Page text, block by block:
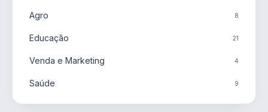
Agro 8
Educação 21
Venda e Marketing 4
Saúde 9